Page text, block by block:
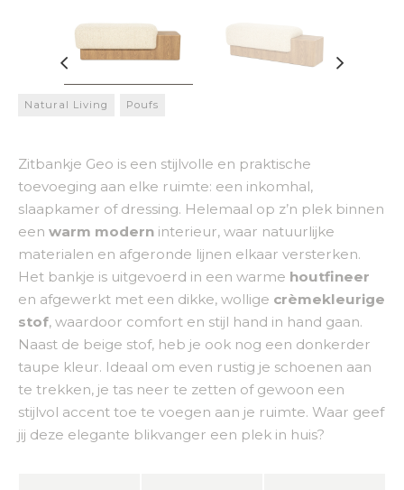
Natural Living Poufs
Zitbankje Geo is een stijlvolle en praktische
toevoeging aan elke ruimte: een inkomhal,
slaapkamer of dressing. Helemaal op z’n plek binnen
een warm modern interieur, waar natuurlijke
materialen en afgeronde lijnen elkaar versterken.
Het bankje is uitgevoerd in een warme houtfineer
en afgewerkt met een dikke, wollige crèmekleurige
stof, waardoor comfort en stijl hand in hand gaan.
Naast de beige stof, heb je ook nog een donkerder
taupe kleur. Ideaal om even rustig je schoenen aan
te trekken, je tas neer te zetten of gewoon een
stijlvol accent toe te voegen aan je ruimte. Waar geef
jij deze elegante blikvanger een plek in huis?